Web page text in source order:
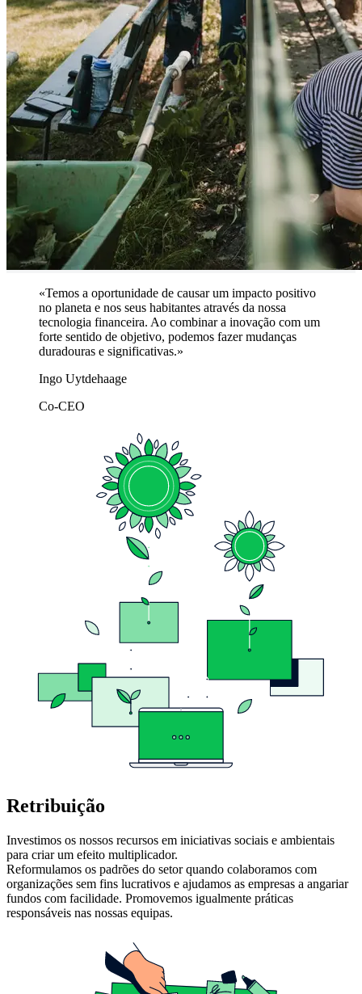
Temos a oportunidade de causar um impacto positivo
no planeta e nos seus habitantes através da nossa
tecnologia financeira. Ao combinar a inovação com um
forte sentido de objetivo, podemos fazer mudanças
duradouras e significativas.
Ingo Uytdehaage
Co-CEO
Retribuição
Investimos os nossos recursos em iniciativas sociais e ambientais
para criar um efeito multiplicador.
Reformulamos os padrões do setor quando colaboramos com
organizações sem fins lucrativos e ajudamos as empresas a angariar
fundos com facilidade. Promovemos igualmente práticas
responsáveis nas nossas equipas.